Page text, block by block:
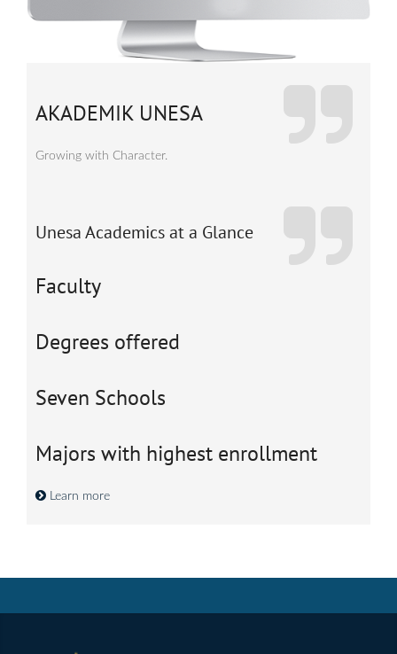
AKADEMIK UNESA
Growing with Character.
Unesa Academics at a Glance
Faculty
Degrees offered
Seven Schools
Majors with highest enrollment
Learn more